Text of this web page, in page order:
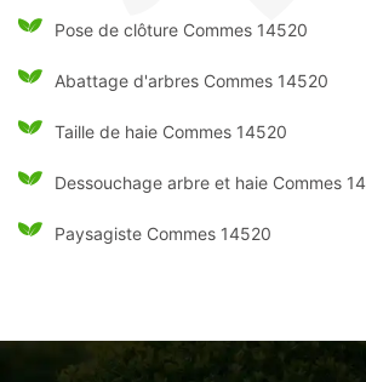
Pose de clôture Commes 14520
Abattage d'arbres Commes 14520
Taille de haie Commes 14520
Dessouchage arbre et haie Commes
Paysagiste Commes 14520